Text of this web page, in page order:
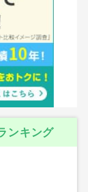
ンキング